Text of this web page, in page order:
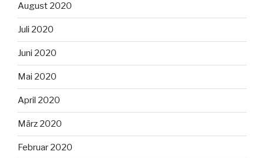
August 2020
Juli 2020
Juni 2020
Mai 2020
April 2020
März 2020
Februar 2020